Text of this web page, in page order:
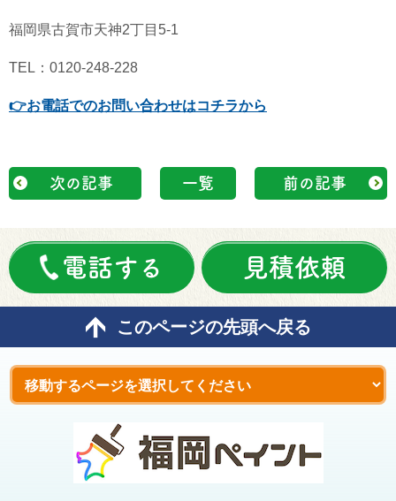
福岡県古賀市天神2丁目5-1
TEL：0120-248-228
👉お電話でのお問い合わせはコチラから
次の記事 一覧 前の記事
電話する 見積依頼
このページの先頭へ戻る